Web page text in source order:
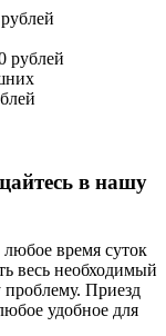
рублей
в нашу
время суток
весь необходимый
Приезд
удобное для